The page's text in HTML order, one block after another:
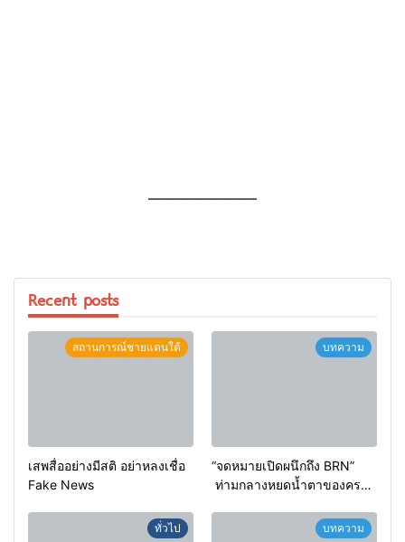
———————–
Recent posts
สถานการณ์ชายแดนใต้
เสพสื่ออย่างมีสติ อย่าหลงเชื่อ
Fake News
บทความ
“จดหมายเปิดผนึกถึง BRN”
ท่ามกลางหยดน้ำตาของครอบ
สะอื้นของทารกน้อยที่ต้อง
ทั่วไป บทความ